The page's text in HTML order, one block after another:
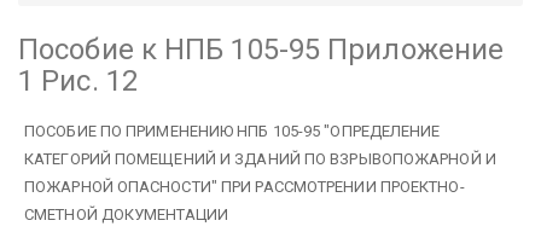
Пособие к НПБ 105-95 Приложение
1 Рис. 12
ПОСОБИЕ ПО ПРИМЕНЕНИЮ НПБ 105-95 "ОПРЕДЕЛЕНИЕ
КАТЕГОРИЙ ПОМЕЩЕНИЙ И ЗДАНИЙ ПО ВЗРЫВОПОЖАРНОЙ И
ПОЖАРНОЙ ОПАСНОСТИ" ПРИ РАССМОТРЕНИИ ПРОЕКТНО-
СМЕТНОЙ ДОКУМЕНТАЦИИ